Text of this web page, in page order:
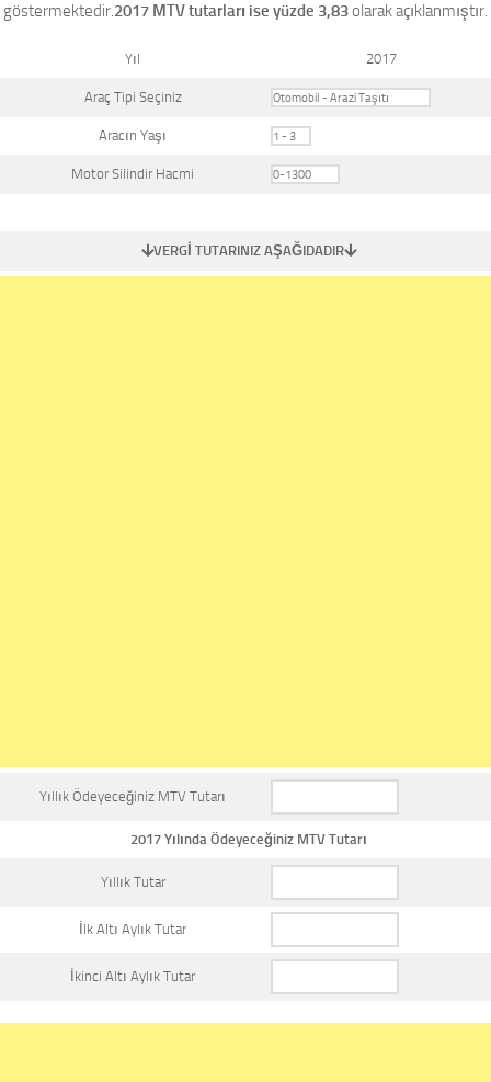
göstermektedir.2017 MTV tutarları ise yüzde 3,83olarak açıklanmıştır.
Yıl 2017
Araç Tipi Seçiniz
Aracın Yaşı
Motor Silindir Hacmi
VERGİ TUTARINIZ AŞAĞIDADIR
Yıllık Ödeyeceğiniz MTV Tutarı
2017 Yılında Ödeyeceğiniz MTV Tutarı
Yıllık Tutar
İlk Altı Aylık Tutar
İkinci Altı Aylık Tutar